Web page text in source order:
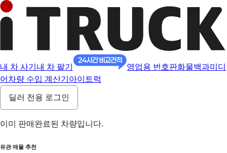
내 차 사기 내 차 팔기 영업용 번호판화물백과미디
어 차량 수입 계산기 아이트럭
딜러 전용 로그인
이미 판매완료된 차량입니다.
유관 매물 추천